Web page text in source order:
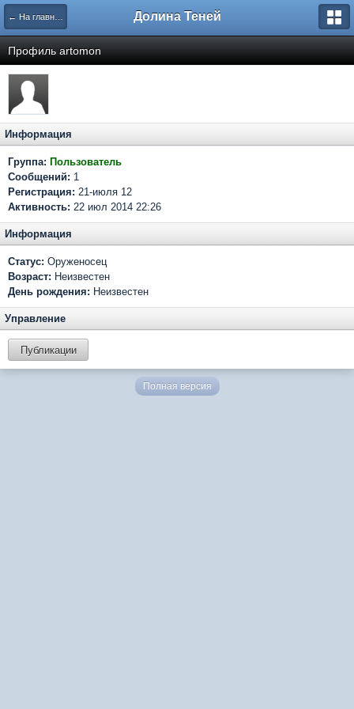
← На главную Долина Теней
Профиль artomon
Информация
Группа: Пользователь
Сообщений: 1
Регистрация: 21-июля 12
Активность: 22 июл 2014 22:26
Информация
Статус: Оруженосец
Возраст: Неизвестен
День рождения: Неизвестен
Управление
Публикации
Полная версия